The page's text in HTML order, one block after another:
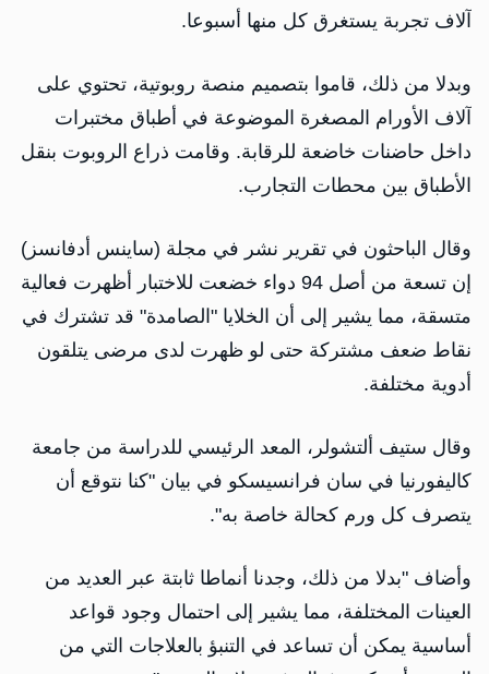
آلاف تجربة يستغرق ​كل منها أسبوعا.
وبدلا من ذلك، قاموا بتصميم منصة روبوتية، ​تحتوي على
آلاف الأورام المصغرة الموضوعة في أطباق مختبرات
داخل حاضنات خاضعة ‌للرقابة. ⁠وقامت ذراع الروبوت بنقل
الأطباق بين محطات التجارب.
وقال الباحثون في تقرير نشر في مجلة (ساينس أدفانسز)
إن تسعة من أصل 94 دواء خضعت للاختبار أظهرت فعالية
متسقة، مما يشير ​إلى أن الخلايا "الصامدة" ​قد تشترك ⁠في
نقاط ضعف مشتركة حتى لو ظهرت لدى مرضى يتلقون
أدوية مختلفة.
وقال ستيف ألتشولر، ​المعد الرئيسي للدراسة من جامعة
كاليفورنيا في سان ​فرانسيسكو ⁠في بيان "كنا نتوقع أن
يتصرف كل ورم كحالة خاصة به".
وأضاف "بدلا من ذلك، وجدنا أنماطا ثابتة عبر العديد من
العينات المختلفة، مما ⁠يشير ​إلى احتمال وجود قواعد
أساسية يمكن ​أن تساعد في التنبؤ بالعلاجات التي من